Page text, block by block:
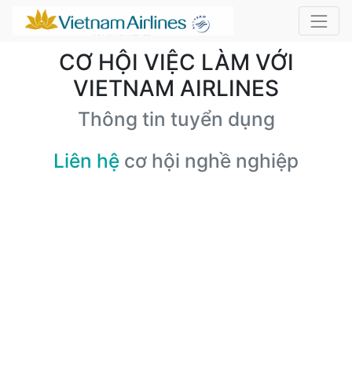
CƠ HỘI VIỆC LÀM VỚI
VIETNAM AIRLINES
Thông tin tuyển dụng
Liên hệ cơ hội nghề nghiệp